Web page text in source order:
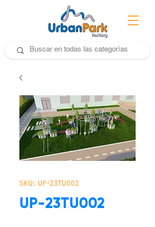
SKU: UP-23TU002
UP-23TU002